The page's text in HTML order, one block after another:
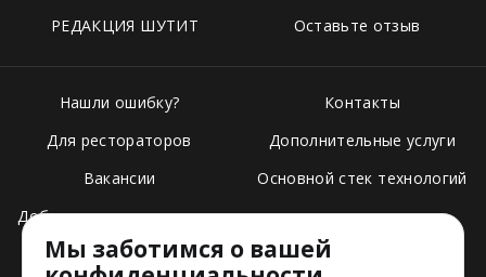
РЕДАКЦИЯ ШУТИТ
Оставьте отзыв
Нашли ошибку?
Для рестораторов
Вакансии
Добавить свое заведение
Тарифы
Контакты
Дополнительные услуги
Основной стек технологий
Мы заботимся о вашей